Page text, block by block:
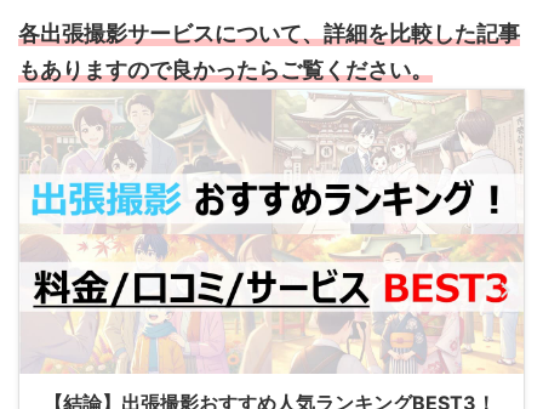
各出張撮影サービスについて、詳細を比較した記事
もありますので良かったらご覧ください。
【結論】出張撮影おすすめ人気ランキングBEST3！